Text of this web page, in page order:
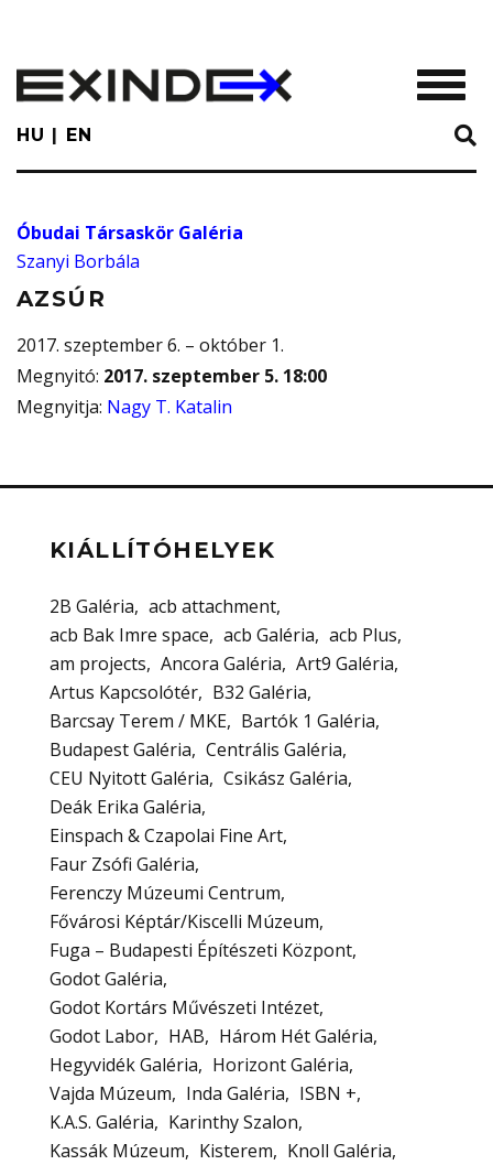
main
content
HU EN
Óbudai Társaskör Galéria
Szanyi Borbála
AZSÚR
2017. szeptember 6. – október 1.
Megnyitó: 2017. szeptember 5. 18:00
Megnyitja: Nagy T. Katalin
KIÁLLÍTÓHELYEK
2B Galéria
acb attachment
acb Bak Imre space
acb Galéria
acb Plus
am projects
Ancora Galéria
Art9 Galéria
Artus Kapcsolótér
B32 Galéria
Barcsay Terem / MKE
Bartók 1 Galéria
Budapest Galéria
Centrális Galéria
CEU Nyitott Galéria
Csikász Galéria
Deák Erika Galéria
Einspach & Czapolai Fine Art
Faur Zsófi Galéria
Ferenczy Múzeumi Centrum
Fővárosi Képtár/Kiscelli Múzeum
Fuga – Budapesti Építészeti Központ
Godot Galéria
Godot Kortárs Művészeti Intézet
Godot Labor
HAB
Három Hét Galéria
Hegyvidék Galéria
Horizont Galéria
Vajda Múzeum
Inda Galéria
ISBN +
K.A.S. Galéria
Karinthy Szalon
Kassák Múzeum
Kisterem
Knoll Galéria